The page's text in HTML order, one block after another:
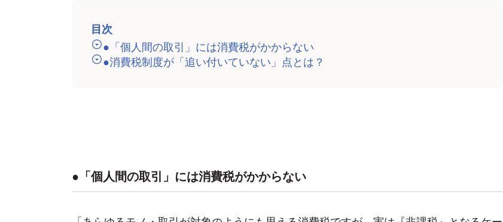
目次
●「個人間の取引」には消費税がかからない
●消費税制度が「追い付いていない」点とは？
●「個人間の取引」には消費税がかからない